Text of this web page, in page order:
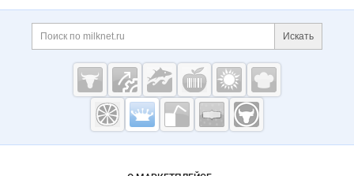
Дополнительная информация
Поиск по сайту и
Искать
Cсылки на полезные проекты
Молочная
промышленность